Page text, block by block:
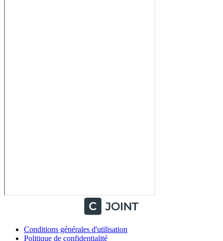
Conditions générales d'utilisation
Politique de confidentialité